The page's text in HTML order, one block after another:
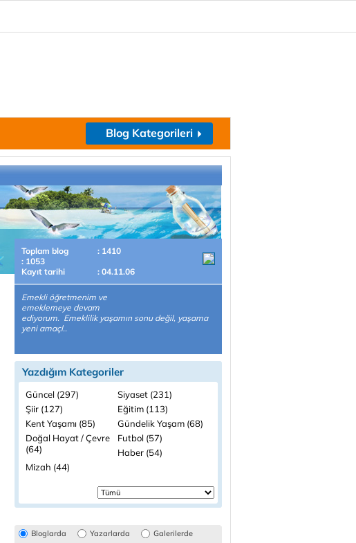
Blog Kategorileri
Toplam blog
: 1410
: 1053
Kayıt tarihi
: 04.11.06
Emekli öğretmenim ve
emeklemeye devam
ediyorum. Emeklilik yaşamın sonu değil, yaşama
yeni amaçl..
Yazdığım Kategoriler
Güncel (297)
Siyaset (231)
Şiir (127)
Eğitim (113)
Kent Yaşamı (85)
Gündelik Yaşam (68)
Doğal Hayat / Çevre
(64)
Futbol (57)
Haber (54)
Mizah (44)
Bloglarda Yazarlarda Galerilerde